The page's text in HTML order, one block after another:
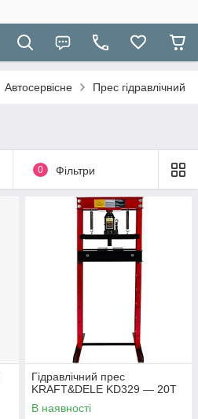
Автосервісне Прес гідравлічний
0 Фільтри
Гідравлічний прес
KRAFT&DELE KD329 — 20T
В наявності